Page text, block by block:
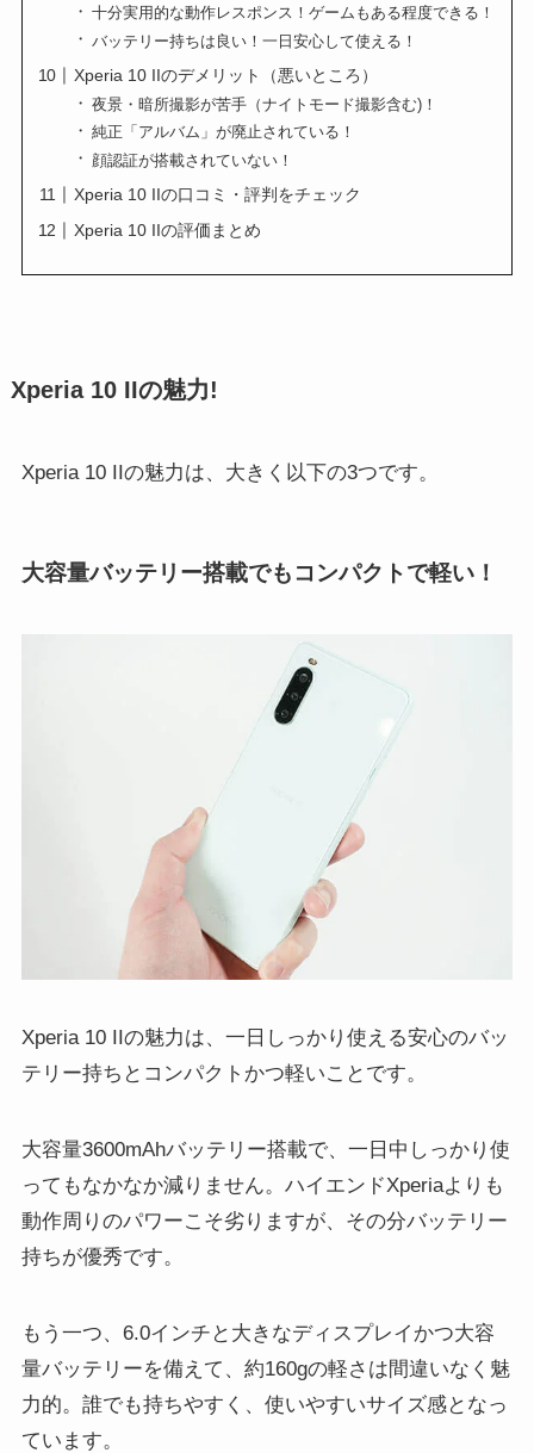
十分実用的な動作レスポンス！ゲームもある程度できる！
バッテリー持ちは良い！一日安心して使える！
Xperia 10 IIのデメリット（悪いところ）
夜景・暗所撮影が苦手（ナイトモード撮影含む)！
純正「アルバム」が廃止されている！
顔認証が搭載されていない！
Xperia 10 IIの口コミ・評判をチェック
Xperia 10 IIの評価まとめ
Xperia 10 IIの魅力!
Xperia 10 IIの魅力は、大きく以下の3つです。
大容量バッテリー搭載でもコンパクトで軽い！
Xperia 10 IIの魅力は、一日しっかり使える安心のバッ
テリー持ちとコンパクトかつ軽いことです。
大容量3600mAhバッテリー搭載で、一日中しっかり使
ってもなかなか減りません。ハイエンドXperiaよりも
動作周りのパワーこそ劣りますが、その分バッテリー
持ちが優秀です。
もう一つ、6.0インチと大きなディスプレイかつ大容
量バッテリーを備えて、約160gの軽さは間違いなく魅
力的。誰でも持ちやすく、使いやすいサイズ感となっ
ています。